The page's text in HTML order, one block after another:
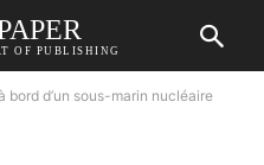
OF PUBLISHING
bord d’un sous-marin nucléaire